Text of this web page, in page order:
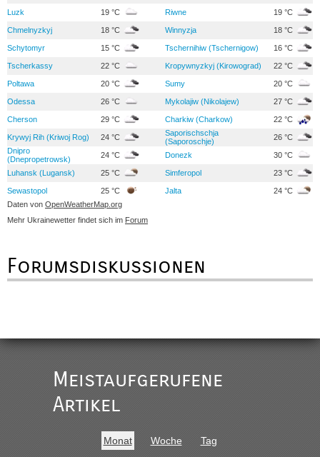
Luzk 19 °C Riwne 19 °C
Chmelnyzkyj 18 °C Winnyzja 18 °C
Schytomyr 15 °C Tschernihiw (Tschernigow) 16 °C
Tscherkassy 22 °C Kropywnyzkyj (Kirowograd) 22 °C
Poltawa 20 °C Sumy 20 °C
Odessa 26 °C Mykolajiw (Nikolajew) 27 °C
Cherson 29 °C Charkiw (Charkow) 22 °C
Krywyj Rih (Kriwoj Rog) 24 °C
Saporischschja
(Saporoschje)
26 °C
Dnipro
(Dnepropetrowsk)
24 °C Donezk 30 °C
Luhansk (Lugansk) 25 °C Simferopol 23 °C
Sewastopol 25 °C Jalta
24 °C
Daten von OpenWeatherMap.org
Mehr Ukrainewetter findet sich im Forum
Forumsdiskussionen
Meistaufgerufene
Artikel
Monat Woche Tag